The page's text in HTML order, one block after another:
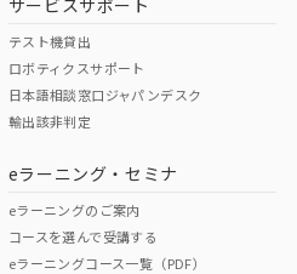
O
サービスサポート
テスト機貸出
ロボティクスサポート
日本語相談窓口ジャパンデスク
輸出該非判定
eラーニング・セミナ
eラーニングのご案内
コースを選んで受講する
eラーニングコース一覧（PDF）